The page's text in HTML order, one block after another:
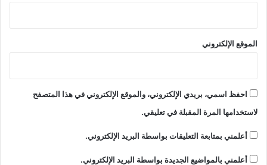
الموقع الإلكتروني
احفظ اسمي، بريدي الإلكتروني، والموقع الإلكتروني في هذا المتصفح
لاستخدامها المرة المقبلة في تعليقي.
أعلمني بمتابعة التعليقات بواسطة البريد الإلكتروني.
أعلمني بالمواضيع الجديدة بواسطة البريد الإلكتروني.